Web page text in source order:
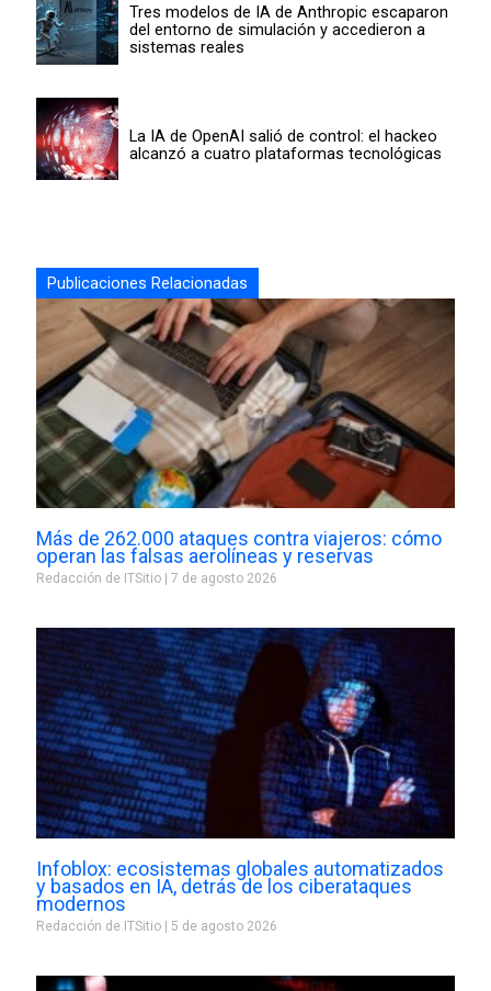
Tres modelos de IA de Anthropic escaparon
del entorno de simulación y accedieron a
sistemas reales
La IA de OpenAI salió de control: el hackeo
alcanzó a cuatro plataformas tecnológicas
Publicaciones Relacionadas
Más de 262.000 ataques contra viajeros: cómo
operan las falsas aerolíneas y reservas
Redacción de ITSitio 7 de agosto 2026
Infoblox: ecosistemas globales automatizados
y basados en IA, detrás de los ciberataques
modernos
Redacción de ITSitio 5 de agosto 2026